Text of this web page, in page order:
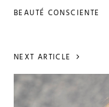
BEAUTÉ CONSCIENTE
NEXT ARTICLE